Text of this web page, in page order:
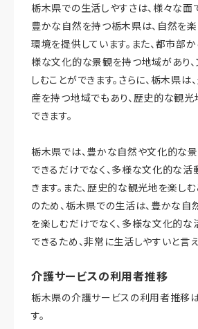
栃木県での生活しやすさは、様々な面
豊かな自然を持つ栃木県は、自然を楽
環境を提供しています。また、都市部
様な文化的な景観を持つ地域があり
しむことができます。さらに、栃木県
産を持つ地域でもあり、歴史的な観光
できます。
栃木県では、豊かな自然や文化的な
できるだけでなく、多様な文化的な活
きます。また、歴史的な観光地を楽しむ
のため、栃木県での生活は、豊かな
を楽しむだけでなく、多様な文化的な
できるため、非常に生活しやすいと言え
介護サービスの利用者推移
栃木県の介護サービスの利用者推移
す。